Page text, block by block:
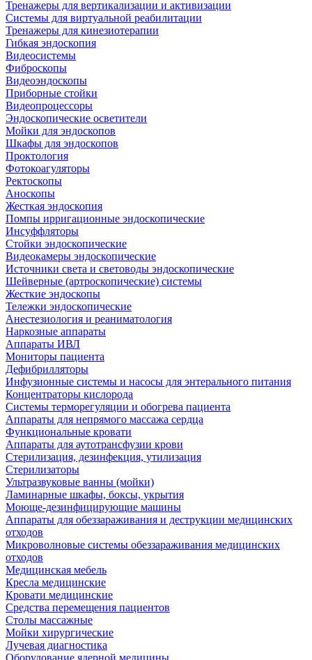
Тренажеры для вертикализации и активизации
Системы для виртуальной реабилитации
Тренажеры для кинезиотерапии
Гибкая эндоскопия
Видеосистемы
Фиброскопы
Видеоэндоскопы
Приборные стойки
Видеопроцессоры
Эндоскопические осветители
Мойки для эндоскопов
Шкафы для эндоскопов
Проктология
Фотокоагуляторы
Ректоскопы
Аноскопы
Жесткая эндоскопия
Помпы ирригационные эндоскопические
Инсуффляторы
Стойки эндоскопические
Видеокамеры эндоскопические
Источники света и световоды эндоскопические
Шейверные (артроскопические) системы
Жесткие эндоскопы
Тележки эндоскопические
Анестезиология и реаниматология
Наркозные аппараты
Аппараты ИВЛ
Мониторы пациента
Дефибрилляторы
Инфузионные системы и насосы для энтерального питания
Концентраторы кислорода
Системы терморегуляции и обогрева пациента
Аппараты для непрямого массажа сердца
Функциональные кровати
Аппараты для аутотрансфузии крови
Стерилизация, дезинфекция, утилизация
Стерилизаторы
Ультразвуковые ванны (мойки)
Ламинарные шкафы, боксы, укрытия
Моюще-дезинфицирующие машины
Аппараты для обеззараживания и деструкции медицинских
отходов
Микроволновые системы обеззараживания медицинских
отходов
Медицинская мебель
Кресла медицинские
Кровати медицинские
Средства перемещения пациентов
Столы массажные
Мойки хирургические
Лучевая диагностика
Оборудование ядерной медицины